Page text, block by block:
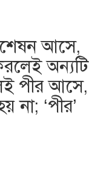
আসে,
অন্যটি
পীর আসে,
‘পীর’